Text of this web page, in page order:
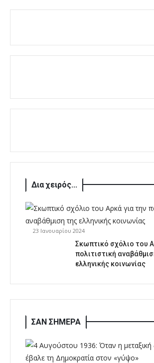
Δια χειρός...
23 Ιανουαρίου 2024
Σκωπτικό σχόλιο του
πολιτιστική
ελληνικής κοινωνίας
ΣΑΝ ΣΗΜΕΡΑ